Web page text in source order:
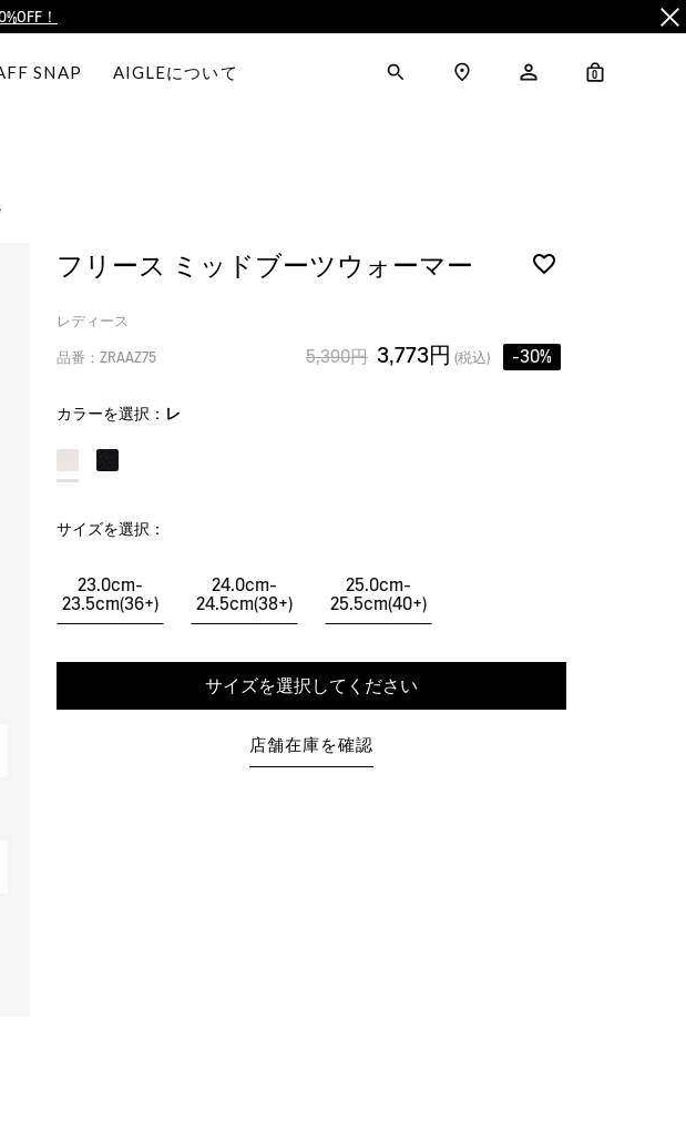
ート！
お知らせ
お知らせ
SNAP AIGLEについて 0
フリース ミッドブーツウォーマー
レディース
品番：ZRAAZ75 5,390円 3,773円 (税込) -30%
カラーを選択： レ
サイズを選択：
23.0cm-
23.5cm(36+)
24.0cm-
24.5cm(38+)
25.0cm-
25.5cm(40+)
サイズを選択してください
店舗在庫を確認